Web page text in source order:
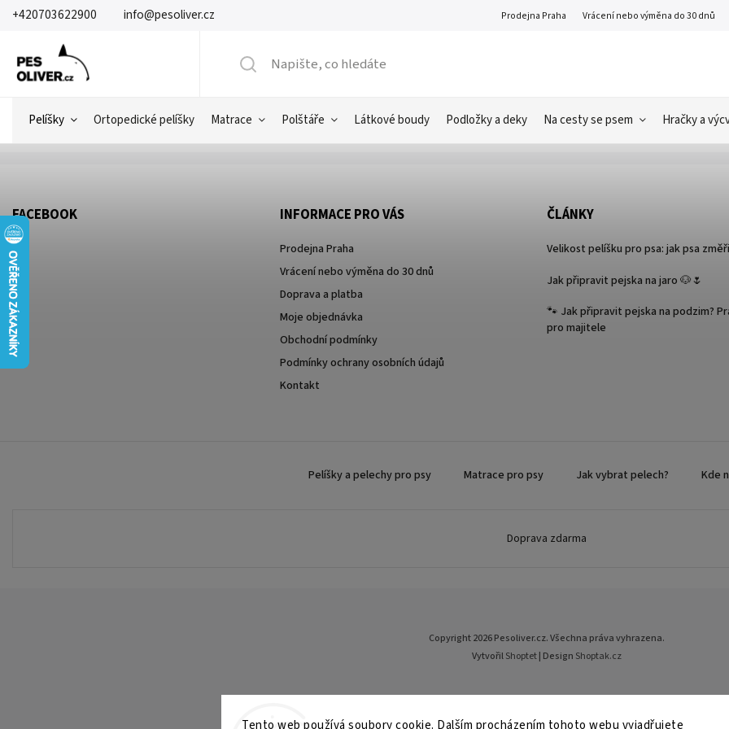
Tento web používá soubory cookie. Dalším procházením tohoto webu vyjadřujete
+420703622900 info@pesoliver.cz Prodejna Praha Vrácení nebo výměna do 30 dnů
Pelíšky Ortopedické pelíšky Matrace Polštáře Látkové boudy Podložky a deky Na cesty se psem Hračky a
FACEBOOK INFORMACE PRO VÁS
Prodejna Praha
Vrácení nebo výměna do 30 dnů
Doprava a platba
Moje objednávka
Obchodní podmínky
Podmínky ochrany osobních údajů
Kontakt
ČLÁNKY
Velikost pelíšku pro psa: jak psa
Jak připravit pejska na jaro 🐶🌷
🐾 Jak připravit pejska na podzim?
pro majitele
Pelíšky a pelechy pro psy Matrace pro psy Jak vybrat pelech? Kde
Doprava zdarma
Copyright 2026Pesoliver.cz. Všechna práva vyhrazena.
VytvořilShoptet| Design Shoptak.cz